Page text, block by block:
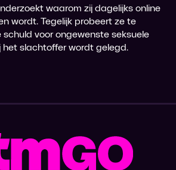
waarom zij dagelijks online
wordt. Tegelijk probeert ze te
voor ongewenste seksuele
slachtoffer wordt gelegd.